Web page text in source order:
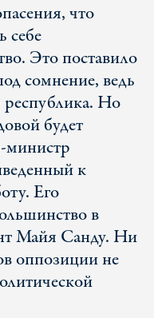
что
себе
Это поставило
сомнение, ведь
Но
будет
министр
к
Его
в
Майя Санду. Ни
оппозиции не